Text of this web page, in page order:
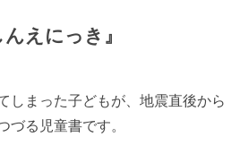
えにっき』
しまった子どもが、地震直後から
づる児童書です。